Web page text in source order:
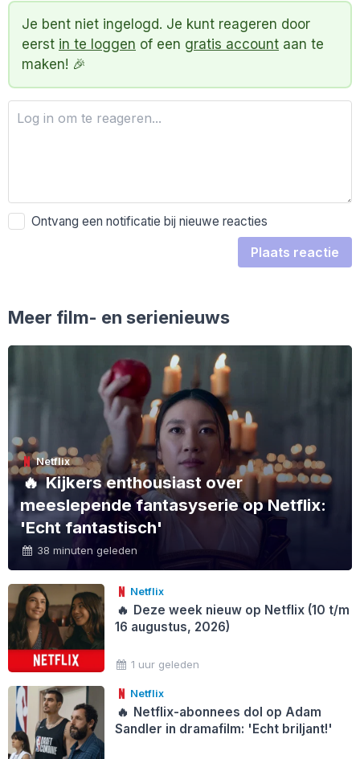
Je bent niet ingelogd. Je kunt reageren door
eerst in te loggen of een gratis account aan te
maken! 🎉
Ontvang een notificatie bij nieuwe reacties
Plaats reactie
Meer film- en serienieuws
Netflix
🔥Kijkers enthousiast over
meeslepende fantasyserie op Netflix:
'Echt fantastisch'
38 minuten geleden
Netflix
🔥 Deze week nieuw op Netflix (10 t/m
16 augustus, 2026)
1 uur geleden
Netflix
🔥 Netflix-abonnees dol op Adam
Sandler in dramafilm: 'Echt briljant!'